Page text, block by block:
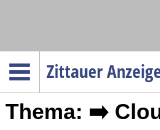
Zittauer
Menüpunkte
Startseite
Thema: ➡️